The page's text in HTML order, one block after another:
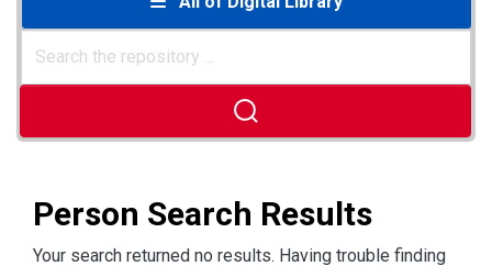
Person Search Results
Your search returned no results. Having trouble finding